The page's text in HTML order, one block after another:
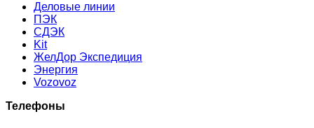
Деловые линии
ПЭК
СДЭК
Kit
ЖелДор Экспедиция
Энергия
Vozovoz
Телефоны